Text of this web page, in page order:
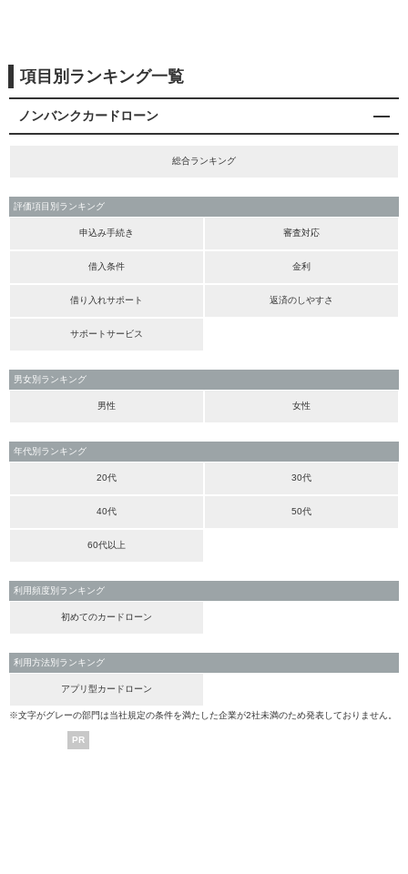
項目別ランキング一覧
ノンバンクカードローン
総合ランキング
評価項目別ランキング
申込み手続き 審査対応
借入条件 金利
借り入れサポート 返済のしやすさ
サポートサービス
男女別ランキング
男性 女性
年代別ランキング
20代 30代
40代 50代
60代以上
利用頻度別ランキング
初めてのカードローン
利用方法別ランキング
アプリ型カードローン
※文字がグレーの部門は当社規定の条件を満たした企業が2社未満のため発表しておりません。
PR